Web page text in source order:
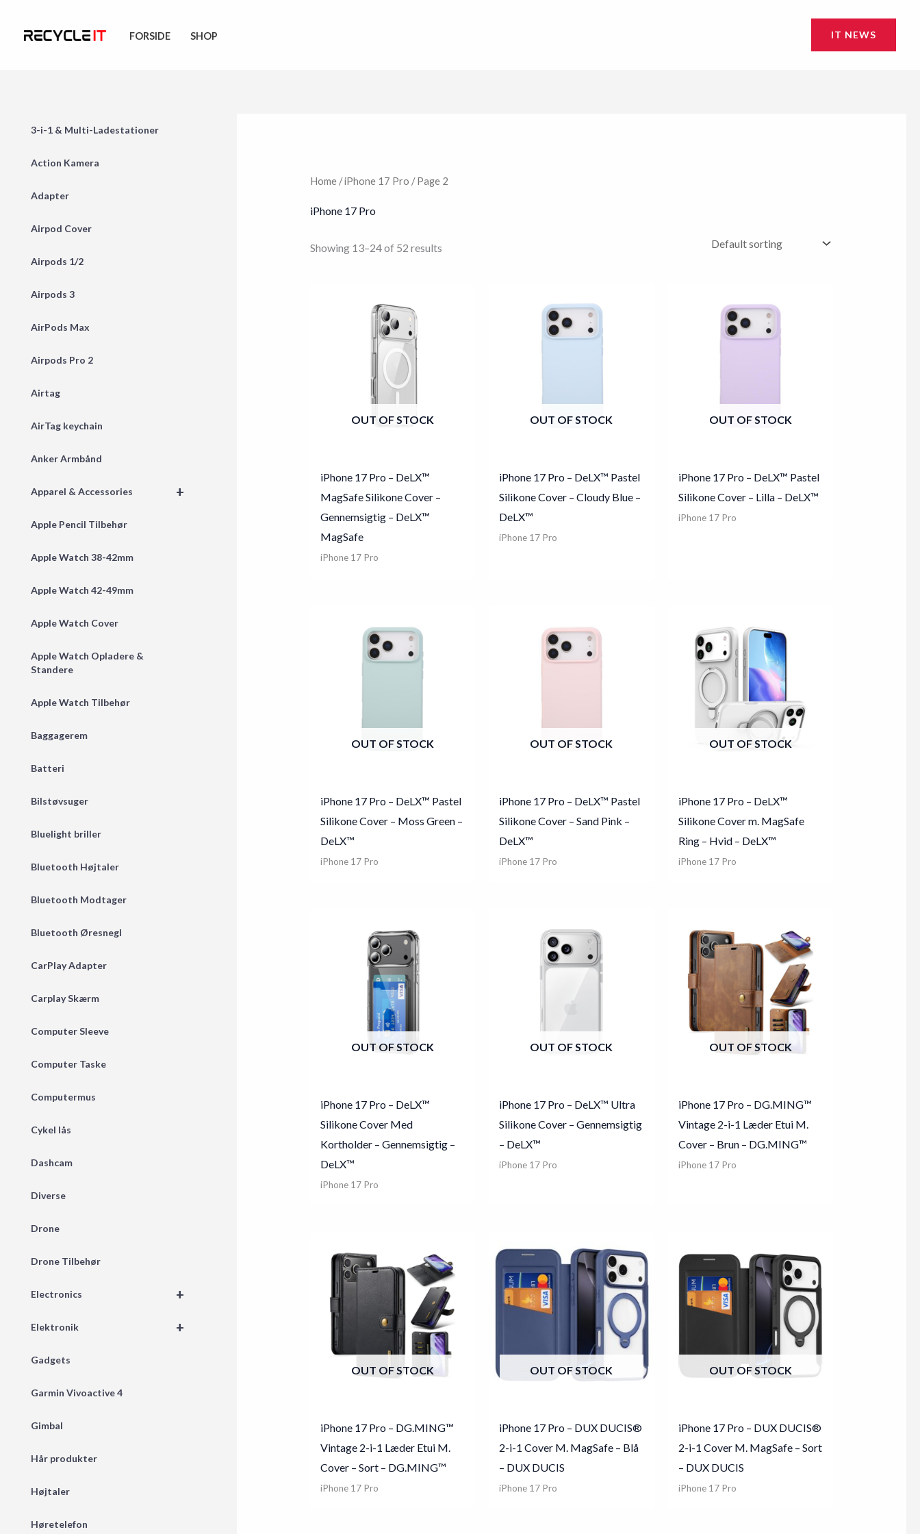
FORSIDE SHOP IT NEWS
3-i-1 & Multi-Ladestationer
Action Kamera
Adapter
Airpod Cover
Airpods 1/2
Airpods 3
AirPods Max
Airpods Pro 2
Airtag
AirTag keychain
Anker Armbånd
+
Apparel & Accessories
Apple Pencil Tilbehør
Apple Watch 38-42mm
Apple Watch 42-49mm
Apple Watch Cover
Apple Watch Opladere &
Standere
Apple Watch Tilbehør
Baggagerem
Batteri
Bilstøvsuger
Bluelight briller
Bluetooth Højtaler
Bluetooth Modtager
Bluetooth Øresnegl
CarPlay Adapter
Carplay Skærm
Computer Sleeve
Computer Taske
Computermus
Cykel lås
Dashcam
Diverse
Drone
Drone Tilbehør
+
Electronics
+
Elektronik
Gadgets
Garmin Vivoactive 4
Gimbal
Hår produkter
Højtaler
Høretelefon
Home/iPhone 17 Pro / Page 2
iPhone 17 Pro
Showing 13–24 of 52 results
OUT OF STOCK
iPhone 17 Pro – DeLX™
MagSafe Silikone Cover –
Gennemsigtig – DeLX™
MagSafe
iPhone 17 Pro
OUT OF STOCK
iPhone 17 Pro – DeLX™ Pastel
Silikone Cover – Cloudy Blue –
DeLX™
iPhone 17 Pro
OUT OF STOCK
iPhone 17 Pro – DeLX™ Pastel
Silikone Cover – Lilla – DeLX™
iPhone 17 Pro
OUT OF STOCK
iPhone 17 Pro – DeLX™ Pastel
Silikone Cover – Moss Green –
DeLX™
iPhone 17 Pro
OUT OF STOCK
iPhone 17 Pro – DeLX™ Pastel
Silikone Cover – Sand Pink –
DeLX™
iPhone 17 Pro
OUT OF STOCK
iPhone 17 Pro – DeLX™
Silikone Cover m. MagSafe
Ring – Hvid – DeLX™
iPhone 17 Pro
OUT OF STOCK
iPhone 17 Pro – DeLX™
Silikone Cover Med
Kortholder – Gennemsigtig –
DeLX™
iPhone 17 Pro
OUT OF STOCK
iPhone 17 Pro – DeLX™ Ultra
Silikone Cover – Gennemsigtig
– DeLX™
iPhone 17 Pro
OUT OF STOCK
iPhone 17 Pro – DG.MING™
Vintage 2-i-1 Læder Etui M.
Cover – Brun – DG.MING™
iPhone 17 Pro
OUT OF STOCK
iPhone 17 Pro – DG.MING™
Vintage 2-i-1 Læder Etui M.
Cover – Sort – DG.MING™
iPhone 17 Pro
OUT OF STOCK
iPhone 17 Pro – DUX DUCIS®
2-i-1 Cover M. MagSafe – Blå
– DUX DUCIS
iPhone 17 Pro
OUT OF STOCK
iPhone 17 Pro – DUX DUCIS®
2-i-1 Cover M. MagSafe – Sort
– DUX DUCIS
iPhone 17 Pro